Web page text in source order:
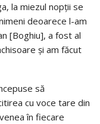
la miezul nopții se
deoarece l-am
[Boghiu], a fost al
și am făcut
să
cu voce tare din
în fiecare